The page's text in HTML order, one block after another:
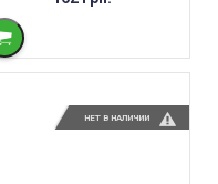
НЕТ В НАЛИЧИИ